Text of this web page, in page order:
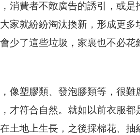
消費者不敵廣告的誘引，或是
家就紛紛淘汰換新，形成更多
少了這些垃圾，家裏也不必花
像塑膠類、發泡膠類等，很難
才符合自然。就如以前衣服都
土地上生長，之後採棉花、抽